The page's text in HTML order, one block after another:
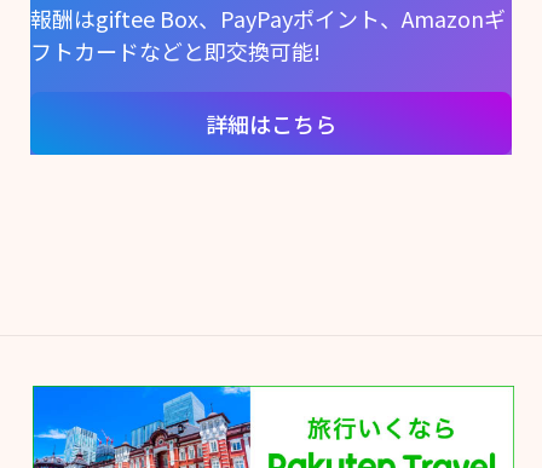
報酬はgiftee Box、PayPayポイント、Amazonギ
フトカードなどと即交換可能!
詳細はこちら